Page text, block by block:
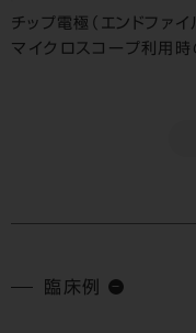
チップ電極（エンドファイ
マイクロスコープ利用
臨床例